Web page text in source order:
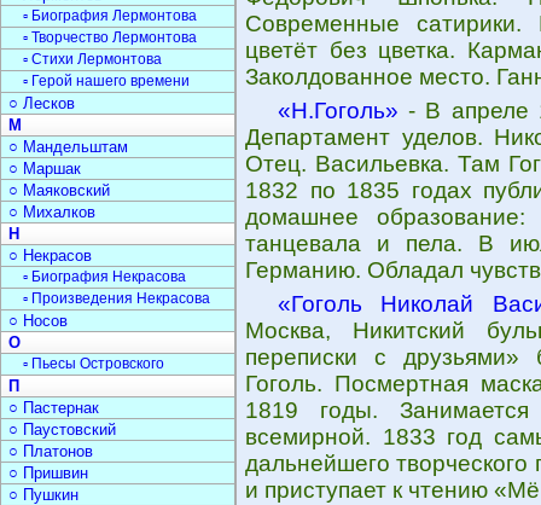
Современные
цветёт без цветка.
Заколдованное место.
«Н.Гоголь» - В апреле
Департамент уделов.
Отец. Васильевка. Там
1832 по 1835 годах
домашнее образование:
танцевала и пела. В
Германию. Обладал
«Гоголь Николай
Москва, Никитский
переписки с друзьями»
Гоголь. Посмертная
1819 годы.
всемирной. 1833 год
дальнейшего
и приступает к чтению
▫ Биография Лермонтова
▫ Творчество Лермонтова
▫ Стихи Лермонтова
▫ Герой нашего времени
○ Лесков
М
○ Мандельштам
○ Маршак
○ Маяковский
○ Михалков
Н
○ Некрасов
▫ Биография Некрасова
▫ Произведения Некрасова
○ Носов
О
▫ Пьесы Островского
П
○ Пастернак
○ Паустовский
○ Платонов
○ Пришвин
○ Пушкин